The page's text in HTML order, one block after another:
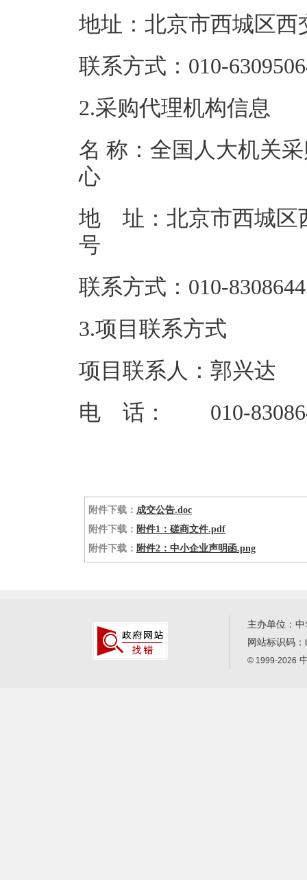
地址：北京市
联系方式：
2.采购代理机构信息
名 称：全国人大机关
地 址：北京市西城区
联系方式
3.项目联系方式
项目联系人：郭兴达
电 话： 010-
附件下载： 成交公告.doc
附件下载： 附件1：磋商文件.pdf
附件下载： 附件2：中小企业声明函.png
主办单位：
网站标识码：
© 1999-2026